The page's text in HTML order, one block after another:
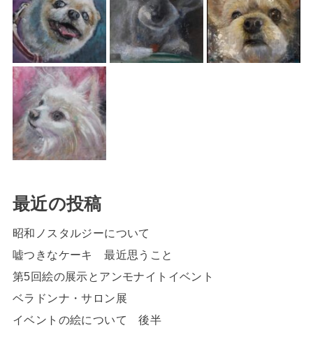
最近の投稿
昭和ノスタルジーについて
嘘つきなケーキ 最近思うこと
第5回絵の展示とアンモナイトイベント
ベラドンナ・サロン展
イベントの絵について 後半